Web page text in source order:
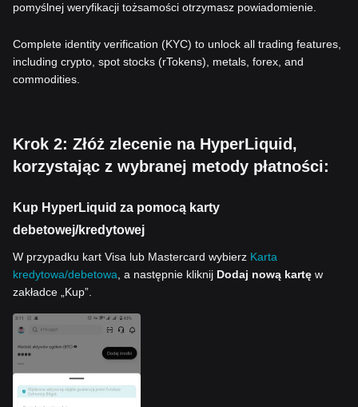
pomyślnej weryfikacji tożsamości otrzymasz powiadomienie.
Complete identity verification (KYC) to unlock all trading features,
including crypto, spot stocks (rTokens), metals, forex, and
commodities.
Krok 2: Złóż zlecenie na HyperLiquid,
korzystając z wybranej metody płatności:
Kup HyperLiquid za pomocą karty
debetowej/kredytowej
W przypadku kart Visa lub Mastercard wybierz Karta
kredytowa/debetowa , a następnie kliknij Dodaj nową kartę w
zakładce „Kup”.